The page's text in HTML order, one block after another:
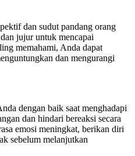
dan sudut pandang orang
jujur untuk mencapai
memahami, Anda dapat
dan mengurangi
dengan baik saat menghadapi
dan hindari bereaksi secara
emosi meningkat, berikan diri
sebelum melanjutkan